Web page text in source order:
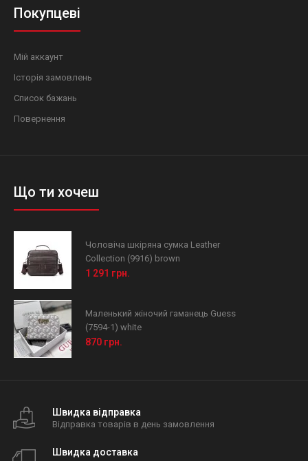
Покупцеві
Мій аккаунт
Історія замовлень
Список бажань
Повернення
Що ти хочеш
Чоловіча шкіряна сумка Leather
Collection (9916) brown
1 291 грн.
Маленький жіночий гаманець Guess
(7594-1) white
870 грн.
Швидка відправка
Відправка товарів в день замовлення
Швидка доставка